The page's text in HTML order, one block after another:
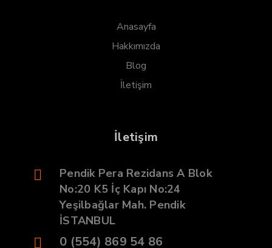
Anasayfa
Hakkımızda
Blog
İletişim
İletişim
Pendik Pera Rezidans A Blok
No:20 K5 İç Kapı No:24
Yeşilbağlar Mah. Pendik
İSTANBUL
0 (554) 869 54 86